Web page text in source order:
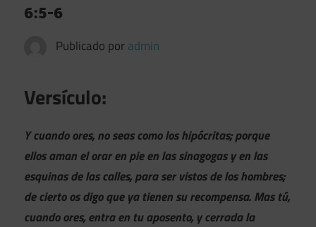
6:5-6
Publicado por admin
Versículo:
Y cuando ores, no seas como los hipócritas; porque
ellos aman el orar en pie en las sinagogas y en las
esquinas de las calles, para ser vistos de los hombres;
de cierto os digo que ya tienen su recompensa. Mas tú,
cuando ores, entra en tu aposento, y cerrada la